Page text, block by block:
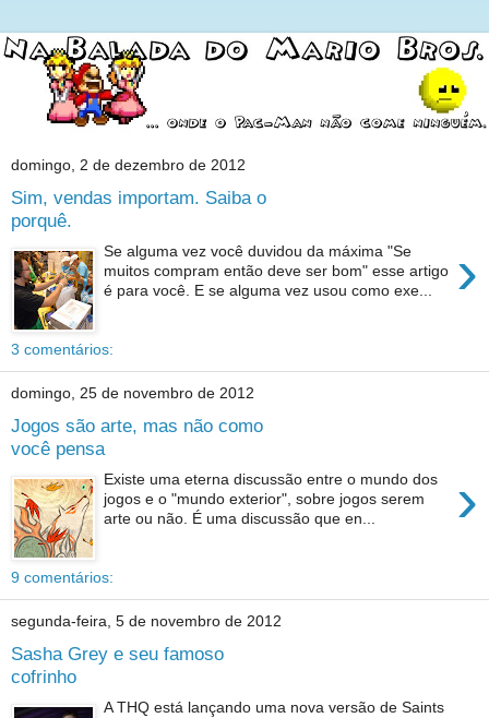
domingo, 2 de dezembro de 2012
Sim, vendas importam. Saiba o
porquê.
›
Se alguma vez você duvidou da máxima "Se
muitos compram então deve ser bom" esse artigo
é para você. E se alguma vez usou como exe...
3 comentários:
domingo, 25 de novembro de 2012
Jogos são arte, mas não como
você pensa
›
Existe uma eterna discussão entre o mundo dos
jogos e o "mundo exterior", sobre jogos serem
arte ou não. É uma discussão que en...
9 comentários:
segunda-feira, 5 de novembro de 2012
Sasha Grey e seu famoso
cofrinho
A THQ está lançando uma nova versão de Saints